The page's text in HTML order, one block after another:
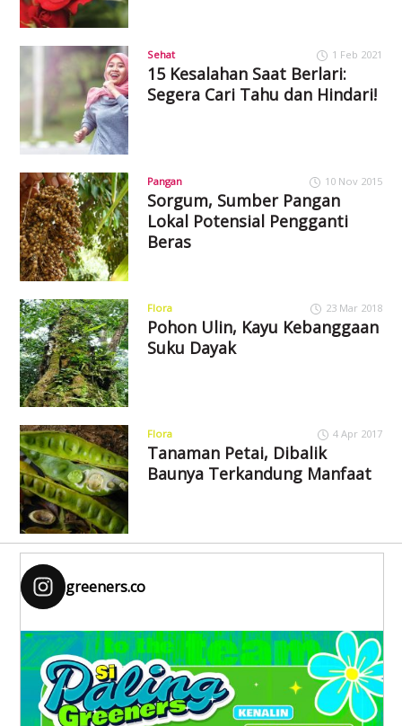
Sehat 1 Feb 2021
15 Kesalahan Saat Berlari:
Segera Cari Tahu dan Hindari!
Pangan 10 Nov 2015
Sorgum, Sumber Pangan
Lokal Potensial Pengganti
Beras
Flora 23 Mar 2018
Pohon Ulin, Kayu Kebanggaan
Suku Dayak
Flora 4 Apr 2017
Tanaman Petai, Dibalik
Baunya Terkandung Manfaat
greeners.co